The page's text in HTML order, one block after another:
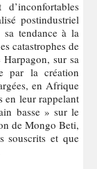
postindustriel
tendance à la
catastrophes de
Harpagon, sur sa
par la création
en Afrique
en leur rappelant
basse » sur le
de Mongo Beti,
souscrits et que